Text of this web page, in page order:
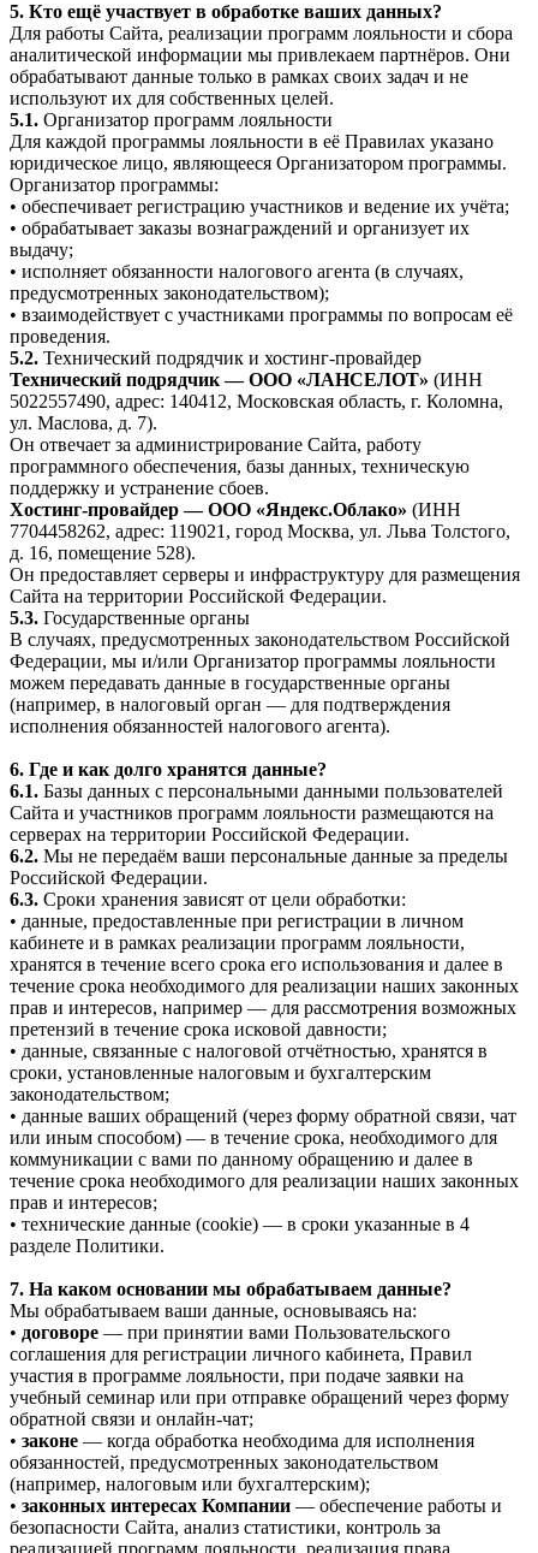
5. Кто ещё участвует в обработке ваших данных?
Для работы Сайта, реализации программ лояльности и сбора
аналитической информации мы привлекаем партнёров. Они
обрабатывают данные только в рамках своих задач и не
используют их для собственных целей.
5.1. Организатор программ лояльности
Для каждой программы лояльности в её Правилах указано
юридическое лицо, являющееся Организатором программы.
Организатор программы:
• обеспечивает регистрацию участников и ведение их учёта;
• обрабатывает заказы вознаграждений и организует их
выдачу;
• исполняет обязанности налогового агента (в случаях,
предусмотренных законодательством);
• взаимодействует с участниками программы по вопросам её
проведения.
5.2. Технический подрядчик и хостинг-провайдер
Технический подрядчик — ООО «ЛАНСЕЛОТ» (ИНН
5022557490, адрес: 140412, Московская область, г. Коломна,
ул. Маслова, д. 7).
Он отвечает за администрирование Сайта, работу
программного обеспечения, базы данных, техническую
поддержку и устранение сбоев.
Хостинг-провайдер — ООО «Яндекс.Облако» (ИНН
7704458262, адрес: 119021, город Москва, ул. Льва Толстого,
д. 16, помещение 528).
Он предоставляет серверы и инфраструктуру для размещения
Сайта на территории Российской Федерации.
5.3. Государственные органы
В случаях, предусмотренных законодательством Российской
Федерации, мы и/или Организатор программы лояльности
можем передавать данные в государственные органы
(например, в налоговый орган — для подтверждения
исполнения обязанностей налогового агента).
6. Где и как долго хранятся данные?
6.1. Базы данных с персональными данными пользователей
Сайта и участников программ лояльности размещаются на
серверах на территории Российской Федерации.
6.2. Мы не передаём ваши персональные данные за пределы
Российской Федерации.
6.3. Сроки хранения зависят от цели обработки:
• данные, предоставленные при регистрации в личном
кабинете и в рамках реализации программ лояльности,
хранятся в течение всего срока его использования и далее в
течение срока необходимого для реализации наших законных
прав и интересов, например — для рассмотрения возможных
претензий в течение срока исковой давности;
• данные, связанные с налоговой отчётностью, хранятся в
сроки, установленные налоговым и бухгалтерским
законодательством;
• данные ваших обращений (через форму обратной связи, чат
или иным способом) — в течение срока, необходимого для
коммуникации с вами по данному обращению и далее в
течение срока необходимого для реализации наших законных
прав и интересов;
• технические данные (cookie) — в сроки указанные в 4
разделе Политики.
7. На каком основании мы обрабатываем данные?
Мы обрабатываем ваши данные, основываясь на:
• договоре — при принятии вами Пользовательского
соглашения для регистрации личного кабинета, Правил
участия в программе лояльности, при подаче заявки на
учебный семинар или при отправке обращений через форму
обратной связи и онлайн-чат;
• законе — когда обработка необходима для исполнения
обязанностей, предусмотренных законодательством
(например, налоговым или бухгалтерским);
• законных интересах Компании — обеспечение работы и
безопасности Сайта, анализ статистики, контроль за
реализацией программ лояльности, реализация права